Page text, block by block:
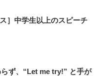
］中学生以上のスピーチ
ず、“Let me try!” と手が